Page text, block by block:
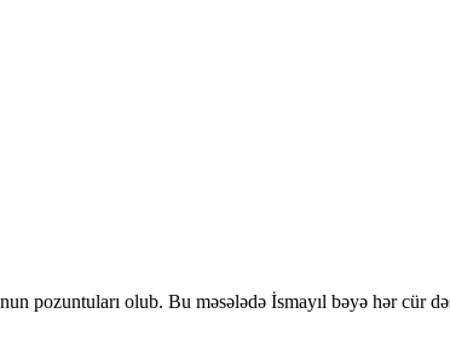
pozuntuları olub. Bu məsələdə İsmayıl bəyə hər cür